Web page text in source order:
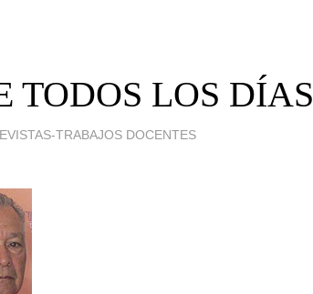
TODOS LOS DÍAS
TRABAJOS DOCENTES